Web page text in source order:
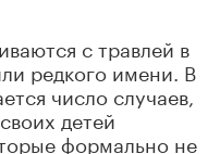
с травлей в
редкого имени. В
число случаев,
детей
формально не